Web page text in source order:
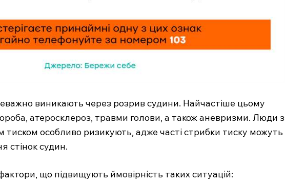
виникають через розрив судини. Найчастіше цьому
атеросклероз, травми голови, а також аневризми. Люди з
тиском особливо ризикують, адже часті стрибки тиску можуть
стінок судин.
що підвищують ймовірність таких ситуацій: